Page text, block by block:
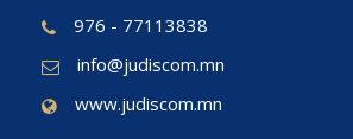
976 - 77113838
info@judiscom.mn
www.judiscom.mn